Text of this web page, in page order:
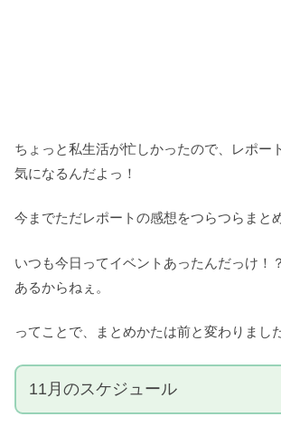
ちょっと私生活が忙しかったので、レポ
気になるんだよっ！
今までただレポートの感想をつらつらまと
いつも今日ってイベントあったんだっけ
あるからねぇ。
ってことで、まとめかたは前と変わりま
11月のスケジュール